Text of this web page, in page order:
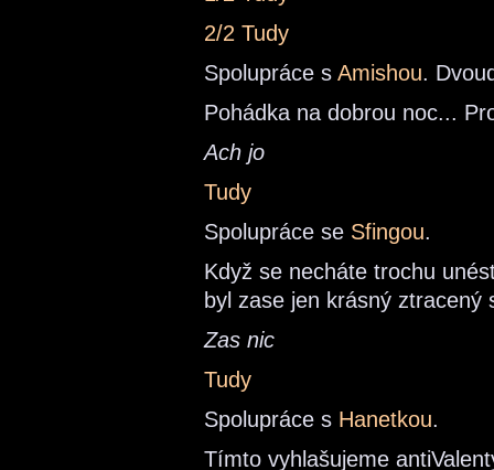
2/2 Tudy
Spolupráce s Amishou.
Pohádka na dobrou noc...
Ach jo
Tudy
Spolupráce se Sfingou.
Když se necháte trochu
byl zase jen krásný
Zas nic
Tudy
Spolupráce s Hanetkou.
Tímto vyhlašujeme